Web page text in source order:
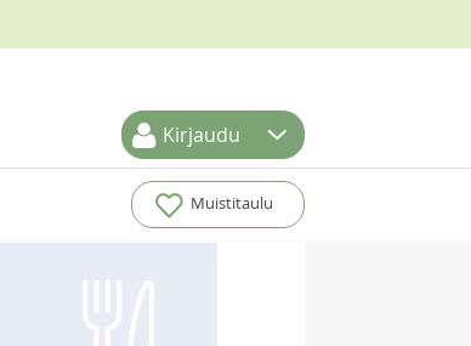
Kirjaudu
Muistitaulu